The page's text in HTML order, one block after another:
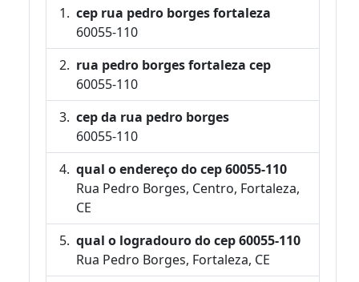
cep rua pedro borges fortaleza
60055-110
rua pedro borges fortaleza cep
60055-110
cep da rua pedro borges
60055-110
qual o endereço do cep 60055-110
Rua Pedro Borges, Centro, Fortaleza,
CE
qual o logradouro do cep 60055-110
Rua Pedro Borges, Fortaleza, CE